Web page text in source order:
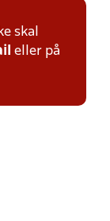
skal
eller på